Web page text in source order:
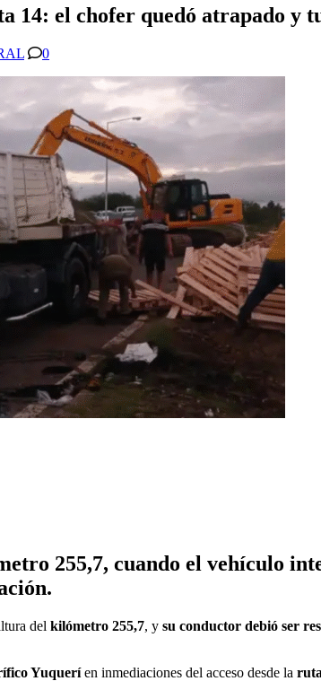
14: el chofer quedó atrapado y
0
255,7, cuando el vehículo
del kilómetro 255,7, y su conductor debió ser
Yuqueríen inmediaciones del acceso desde la